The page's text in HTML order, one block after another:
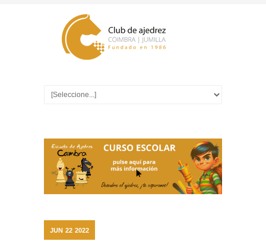
JUN 22 2022